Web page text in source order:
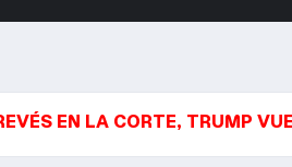
CORTE, TRUMP VUELVE A